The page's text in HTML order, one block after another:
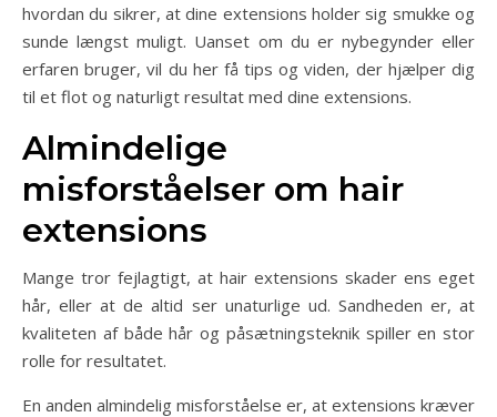
hvordan du sikrer, at dine extensions holder sig smukke og
sunde længst muligt. Uanset om du er nybegynder eller
erfaren bruger, vil du her få tips og viden, der hjælper dig
til et flot og naturligt resultat med dine extensions.
Almindelige
misforståelser om hair
extensions
Mange tror fejlagtigt, at hair extensions skader ens eget
hår, eller at de altid ser unaturlige ud. Sandheden er, at
kvaliteten af både hår og påsætningsteknik spiller en stor
rolle for resultatet.
En anden almindelig misforståelse er, at extensions kræver